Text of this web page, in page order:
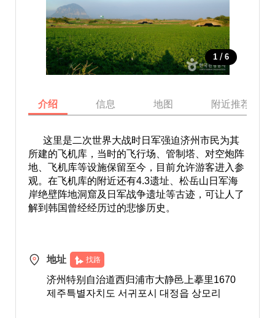
1 / 6
介绍 信息 地图 附近推荐景点
这里是二次世界大战时日军强迫济州市民为其
所建的飞机库，当时的飞行场、管制塔、对空炮阵
地、飞机库等设施保留至今，目前允许游客进入参
观。在飞机库的附近还有4.3遗址、松岳山日军海
岸绝壁阵地洞窟及日军战争遗址等古迹，可让人了
解到韩国曾经经历过的悲惨历史。
地址 找路
济州特别自治道西归浦市大静邑上摹里1670
제주특별자치도 서귀포시 대정읍 상모리